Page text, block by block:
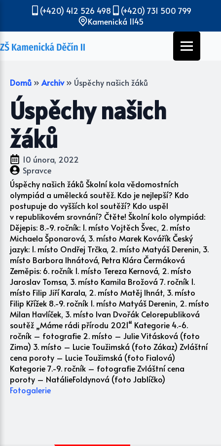
(+420) 412 526 498
(+420) 731 500 799
Kamenická 1145
Domů » Archiv » Úspěchy našich žáků
Úspěchy našich
žáků
10 února, 2022
Spravce
Úspěchy našich žáků Školní kola vědomostních
olympiád a umělecká soutěž. Kdo je nejlepší? Kdo
postupuje do vyšších kol soutěží? Kdo uspěl
v republikovém srovnání? Čtěte! Školní kolo olympiád:
Dějepis: 8.-9. ročník: 1. místo Vojtěch Švec, 2. místo
Michaela Šponarová, 3. místo Marek Kovářík Český
jazyk: 1. místo Ondřej Trčka, 2. místo Matyáš Derenin, 3.
místo Barbora Ihnátová, Petra Klára Čermáková
Zeměpis: 6. ročník 1. místo Tereza Kernová, 2. místo
Jaroslav Tomsa, 3. místo Kamila Brožová 7. ročník 1.
místo Filip Jiří Karala, 2. místo Matěj Ihnát, 3. místo
Filip Křížek 8.-9. ročník 1. místo Matyáš Derenin, 2. místo
Milan Havlíček, 3. místo Ivan Dvořák Celorepubliková
soutěž „Máme rádi přírodu 2021“ Kategorie 4.-6.
ročník – fotografie 2. místo – Julie Vitásková (foto
Zima) 3. místo – Lucie Toužimská (foto Zákaz) Zvláštní
cena poroty – Lucie Toužimská (foto Fialová)
Kategorie 7.-9. ročník – fotografie Zvláštní cena
poroty – NatálieFoldynová (foto Jablíčko)
Fotogalerie